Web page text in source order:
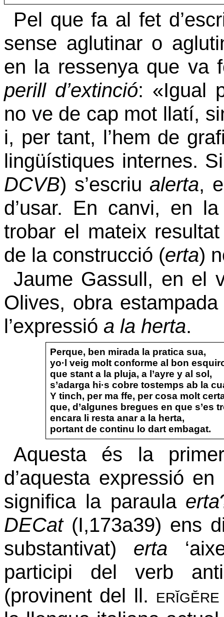
Pel que fa al fet
sense aglutinar o
en la ressenya que va
perill d’extinció: «Igual
no ve de cap mot llatí,
i, per tant, l’hem de
lingüístiques internes.
DCVB) s’escriu alerta,
d’usar. En canvi, en
trobar el mateix
de la construcció (erta)
Jaume Gassull, en el
Olives, obra
l’expressió a la herta.
Perque, ben mirada la pratica sua,
yo·l veig molt conforme al bon
que stant a la pluja, a l’ayre y al sol,
s’adarga hi·s cobre tostemps ab la
Y tinch, per ma ffe, per cosa molt
que, d’algunes bregues en que s’es
encara li resta anar a la herta,
portant de continu lo dart embagat.
Aquesta és la
d’aquesta expressió
significa la paraula erta
DECat(I,173a39) ens
substantivat) erta
participi del verb
(provinent del ll. erĭgĕre